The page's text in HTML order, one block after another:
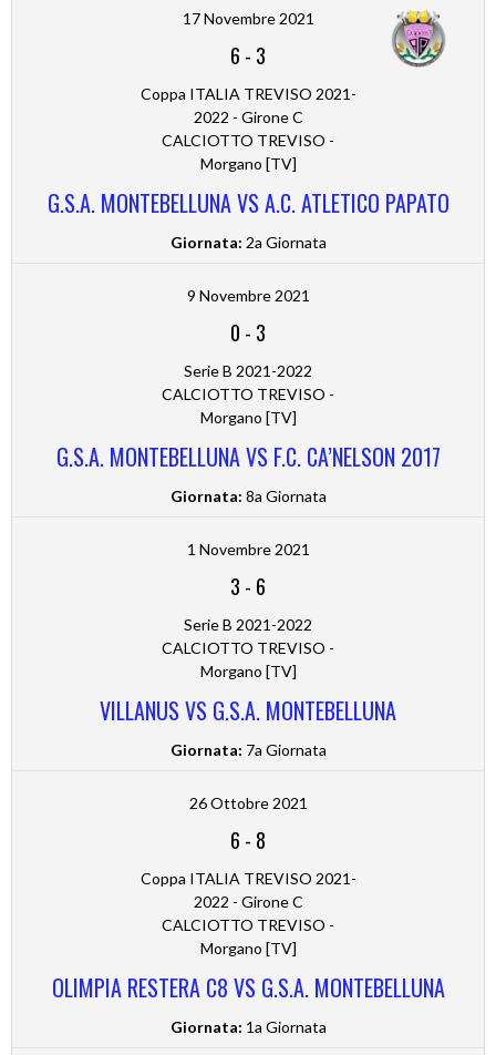
17 Novembre 2021
6 - 3
Coppa ITALIA TREVISO 2021-
2022 - Girone C
CALCIOTTO TREVISO -
Morgano [TV]
G.S.A. MONTEBELLUNA VS A.C. ATLETICO PAPATO
Giornata: 2a Giornata
9 Novembre 2021
0 - 3
Serie B 2021-2022
CALCIOTTO TREVISO -
Morgano [TV]
G.S.A. MONTEBELLUNA VS F.C. CA’NELSON 2017
Giornata: 8a Giornata
1 Novembre 2021
3 - 6
Serie B 2021-2022
CALCIOTTO TREVISO -
Morgano [TV]
VILLANUS VS G.S.A. MONTEBELLUNA
Giornata: 7a Giornata
26 Ottobre 2021
6 - 8
Coppa ITALIA TREVISO 2021-
2022 - Girone C
CALCIOTTO TREVISO -
Morgano [TV]
OLIMPIA RESTERA C8 VS G.S.A. MONTEBELLUNA
Giornata: 1a Giornata